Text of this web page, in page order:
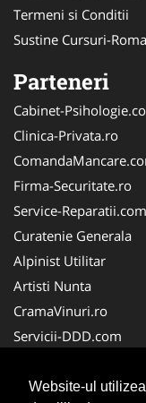
Website-ul
Termeni si Conditii
Sustine Cursuri-
Parteneri
Cabinet-
Clinica-Privata.ro
Firma-Securitate.ro
Service-Reparatii.com
Curatenie Generala
Alpinist Utilitar
Artisti Nunta
CramaVinuri.ro
Servicii-DDD.com
Club Copii